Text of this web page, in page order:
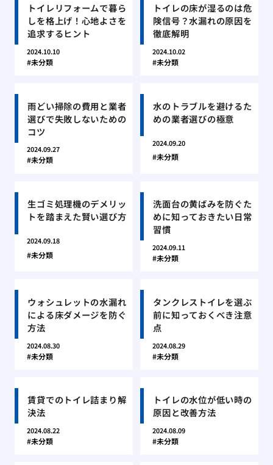
トイレリフォームで暮ら
しを格上げ！心地よさを
追求するヒント
2024.10.10
未分類
トイレの床が湿るのは危
険信号？水漏れの原因を
徹底解明
2024.10.02
未分類
雨どい掃除の費用と業者
選びで失敗しないための
コツ
2024.09.27
未分類
水のトラブルを避けるた
めの業者選びの極意
2024.09.20
未分類
生ゴミ処理機のデメリッ
トを踏まえた賢い選び方
2024.09.18
未分類
洗面台の黄ばみを防ぐた
めに知っておきたい日常
習慣
2024.09.11
未分類
ウォシュレットの水漏れ
による床ダメージを防ぐ
方法
2024.08.30
未分類
タンクレストイレを選ぶ
前に知っておくべき注意
点
2024.08.29
未分類
賃貸でのトイレ詰まり解
決法
2024.08.22
未分類
トイレの水位が低い時の
原因と改善方法
2024.08.09
未分類